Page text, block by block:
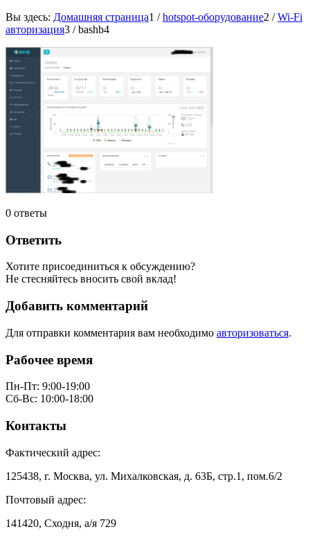
Вы здесь: Домашняя страница1 / hotspot-оборудование2 / Wi-Fi
авторизация3 / bashb4
0 ответы
Ответить
Хотите присоединиться к обсуждению?
Не стесняйтесь вносить свой вклад!
Добавить комментарий
Для отправки комментария вам необходимо авторизоваться.
Рабочее время
Пн-Пт: 9:00-19:00
Сб-Вс: 10:00-18:00
Контакты
Фактический адрес:
125438, г. Москва, ул. Михалковская, д. 63Б, стр.1, пом.6/2
Почтовый адрес:
141420, Сходня, а/я 729